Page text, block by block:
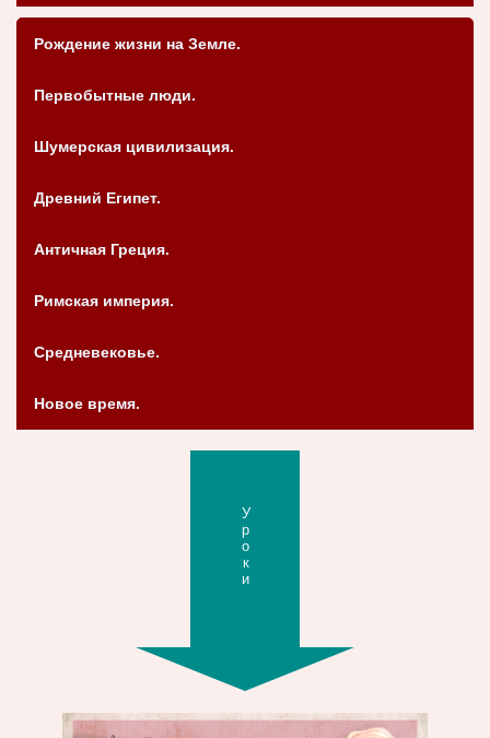
Рождение жизни на Земле.
Первобытные люди.
Шумерская цивилизация.
Древний Египет.
Античная Греция.
Римская империя.
Средневековье.
Новое время.
Уроки